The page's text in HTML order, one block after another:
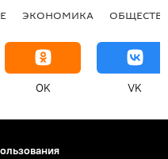
ЭКОНОМИКА
OK VK